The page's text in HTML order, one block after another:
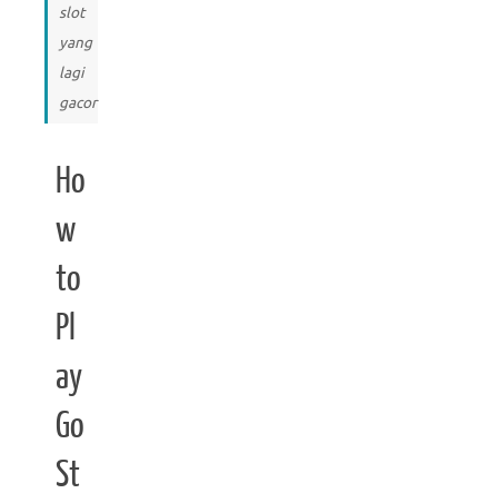
slot
yang
lagi
gacor
Ho
w
to
Pl
ay
Go
St